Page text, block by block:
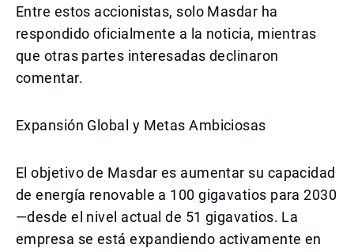
Entre estos accionistas, solo Masdar ha
respondido oficialmente a la noticia, mientras
que otras partes interesadas declinaron
comentar.
Expansión Global y Metas Ambiciosas
El objetivo de Masdar es aumentar su capacidad
de energía renovable a 100 gigavatios para 2030
—desde el nivel actual de 51 gigavatios. La
empresa se está expandiendo activamente en